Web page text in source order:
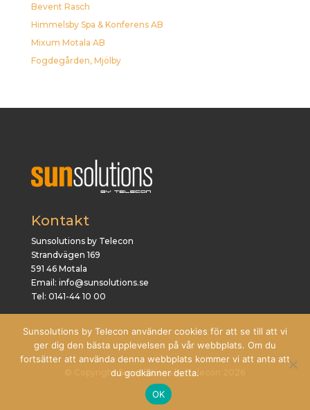
Bevent Rasch
Himmelsby Spa & Konferens AB
Mixum Motala AB
Fogdegården, Mjölby
Kontakt
Sunsolutions by Telecon
Strandvägen 169
591 46 Motala
Email: info@sunsolutions.se
Tel: 0141-44 10 00
© Copyright Sunsolutions by Telecon 2026
Sunsolutions by Telecon använder cookies för att se till att vi
ger dig den bästa upplevelsen på vår webbplats. Om du
fortsätter att använda denna webbplats kommer vi att anta att
du godkänner detta.
OK